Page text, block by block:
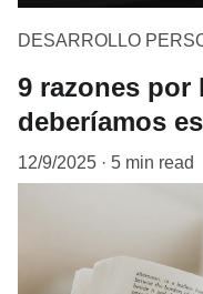
DESARROLLO
9 razones por
deberíamos
12/9/2025 5 min read